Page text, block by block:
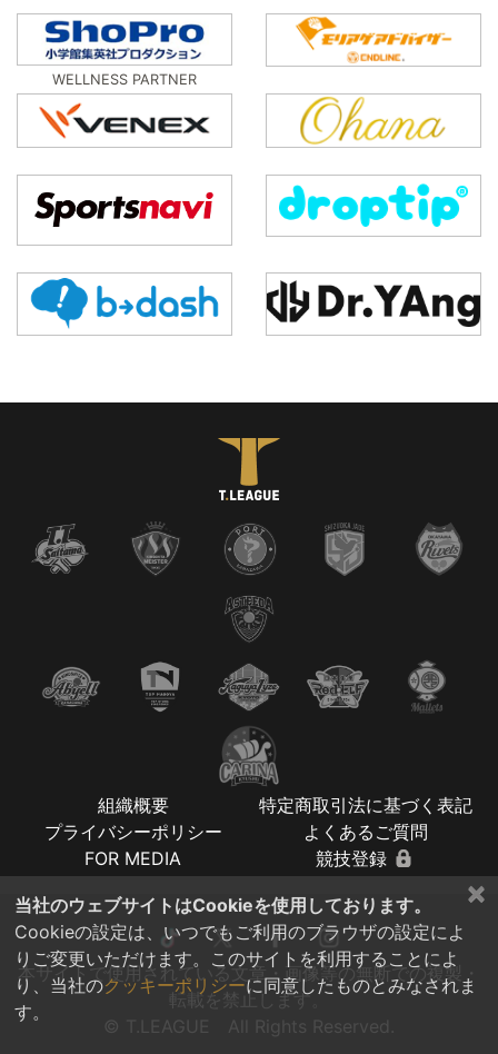
WELLNESS PARTNER
組織概要
特定商取引法に基づく表記
プライバシーポリシー
よくあるご質問
FOR MEDIA
競技登録
本サイトで使用されている文章・画像等の無断での複製・
転載を禁止します。
© T.LEAGUE All Rights Reserved.
×
当社のウェブサイトはCookieを使用しております。
Cookieの設定は、いつでもご利用のブラウザの設定によ
りご変更いただけます。このサイトを利用することによ
り、当社のクッキーポリシーに同意したものとみなされま
す。